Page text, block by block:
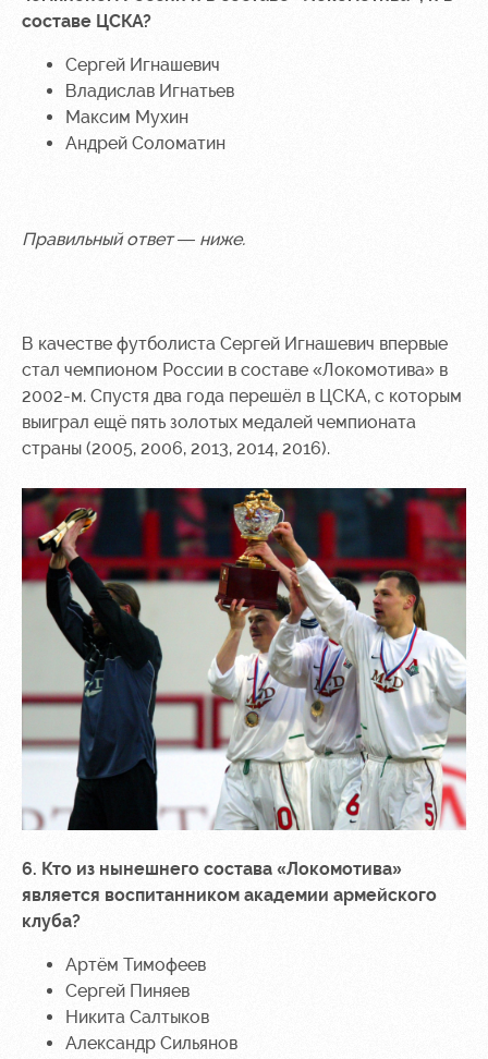
составе ЦСКА?
Сергей Игнашевич
Владислав Игнатьев
Максим Мухин
Андрей Соломатин
Правильный ответ — ниже.
В качестве футболиста Сергей Игнашевич впервые
стал чемпионом России в составе «Локомотива» в
2002-м. Спустя два года перешёл в ЦСКА, с которым
выиграл ещё пять золотых медалей чемпионата
страны (2005, 2006, 2013, 2014, 2016).
6. Кто из нынешнего состава «Локомотива»
является воспитанником академии армейского
клуба?
Артём Тимофеев
Сергей Пиняев
Никита Салтыков
Александр Сильянов